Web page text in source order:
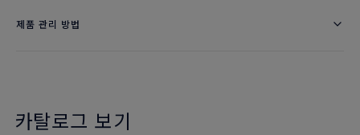
제품 관리 방법
카탈로그 보기